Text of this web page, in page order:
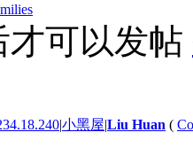
可以发帖
|小黑屋|Liu Huan (